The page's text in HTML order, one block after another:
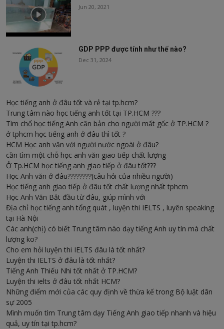
Jun 20, 2021
GDP PPP được tính như thế nào?
Dec 31, 2024
Học tiếng anh ở đâu tốt và rẻ tại tp.hcm?
Trung tâm nào học tiếng anh tốt tại TP.HCM ???
Tìm chổ học tiếng Anh căn bản cho người mất gốc ở TP.HCM ?
ở tphcm học tiếng anh ở đâu thì tốt ?
HCM Học anh văn với người nước ngoài ở đâu?
cần tìm một chỗ học anh văn giao tiếp chất lượng
Ở Tp.HCM học tiếng anh giao tiếp ở đâu tốt???
Học Anh văn ở đâu????????(câu hỏi của nhiều người)
Học tiếng anh giao tiếp ở đâu tốt chất lượng nhất tphcm
Học Anh Văn Bắt đầu từ đâu, giúp mình với
Địa chỉ học tiếng anh tổng quát , luyện thi IELTS , luyên speaking
tại Hà Nội
Các anh(chị) có biết Trung tâm nào dạy tiếng Anh uy tín mà chất
lượng ko?
Cho em hỏi luyện thi IELTS đâu là tốt nhất?
Luyện thi IELTS ở đâu là tốt nhất?
Tiếng Anh Thiếu Nhi tốt nhất ở TP.HCM?
Luyện thi ielts ở đâu tốt nhất HCM?
Những điểm mới của các quy định về thừa kế trong Bộ luật dân
sự 2005
Mình muốn tìm Trung tâm dạy Tiếng Anh giao tiếp nhanh và hiệu
quả, uy tín tại tp.hcm?